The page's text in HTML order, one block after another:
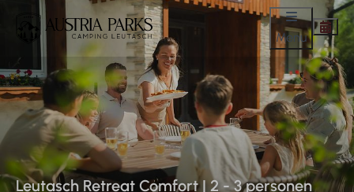
Menu
Leutasch Retreat Comfort | 2 - 3 personen